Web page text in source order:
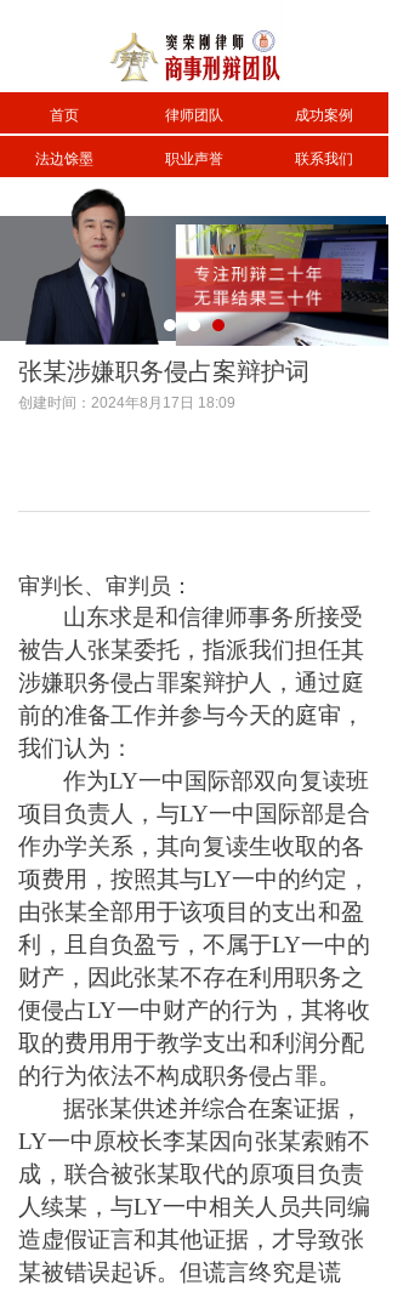
首页 律师团队 成功案例
法边馀墨 职业声誉 联系我们
张某涉嫌职务侵占案辩护词
创建时间： 2024年8月17日 18:09
审判长、审判员：
山东求是和信律师事务所接受
被告人张某委托，指派我们担任其
涉嫌职务侵占罪案辩护人，通过庭
前的准备工作并参与今天的庭审，
我们认为：
作为LY一中国际部双向复读班
项目负责人，与LY一中国际部是合
作办学关系，其向复读生收取的各
项费用，按照其与LY一中的约定，
由张某全部用于该项目的支出和盈
利，且自负盈亏，不属于LY一中的
财产，因此张某不存在利用职务之
便侵占LY一中财产的行为，其将收
取的费用用于教学支出和利润分配
的行为依法不构成职务侵占罪。
据张某供述并综合在案证据，
LY一中原校长李某因向张某索贿不
成，联合被张某取代的原项目负责
人续某，与LY一中相关人员共同编
造虚假证言和其他证据，才导致张
某被错误起诉。但谎言终究是谎